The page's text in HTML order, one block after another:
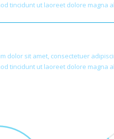
tincidunt ut laoreet dolore magna
dolor sit amet, consectetuer
tincidunt ut laoreet dolore magna